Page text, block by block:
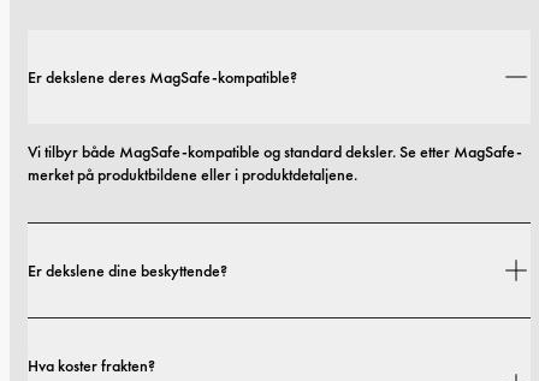
Er dekslene deres MagSafe-kompatible?
Vi tilbyr både MagSafe-kompatible og standard deksler. Se etter MagSafe-
merket på produktbildene eller i produktdetaljene.
Er dekslene dine beskyttende?
som spenner fra slanke profiler til mer beskyttende utforminger.
Hva koster frakten?